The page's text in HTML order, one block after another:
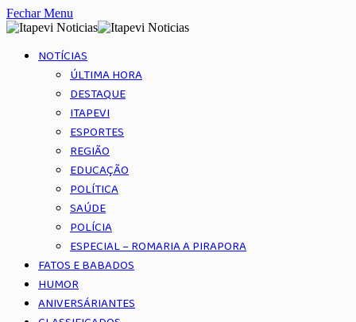
Fechar Menu
NOTÍCIAS
ÚLTIMA HORA
DESTAQUE
ITAPEVI
ESPORTES
REGIÃO
EDUCAÇÃO
POLÍTICA
SAÚDE
POLÍCIA
ESPECIAL – ROMARIA A PIRAPORA
FATOS E BABADOS
HUMOR
ANIVERSÁRIANTES